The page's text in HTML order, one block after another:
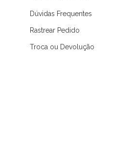
Dúvidas Frequentes
Rastrear Pedido
Troca ou Devolução